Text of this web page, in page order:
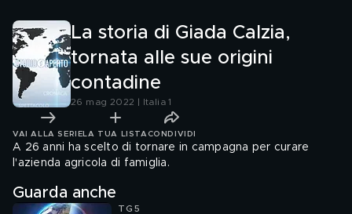
La storia di Giada Calzia,
tornata alle sue origini
contadine
26 mag 2022 | Italia 1
VAI ALLA SERIE LA TUA LISTA CONDIVIDI
A 26 anni ha scelto di tornare in campagna per curare
l'azienda agricola di famiglia.
Guarda anche
TG5